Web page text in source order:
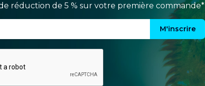
réduction de 5 % sur votre première commande*
M'inscrire